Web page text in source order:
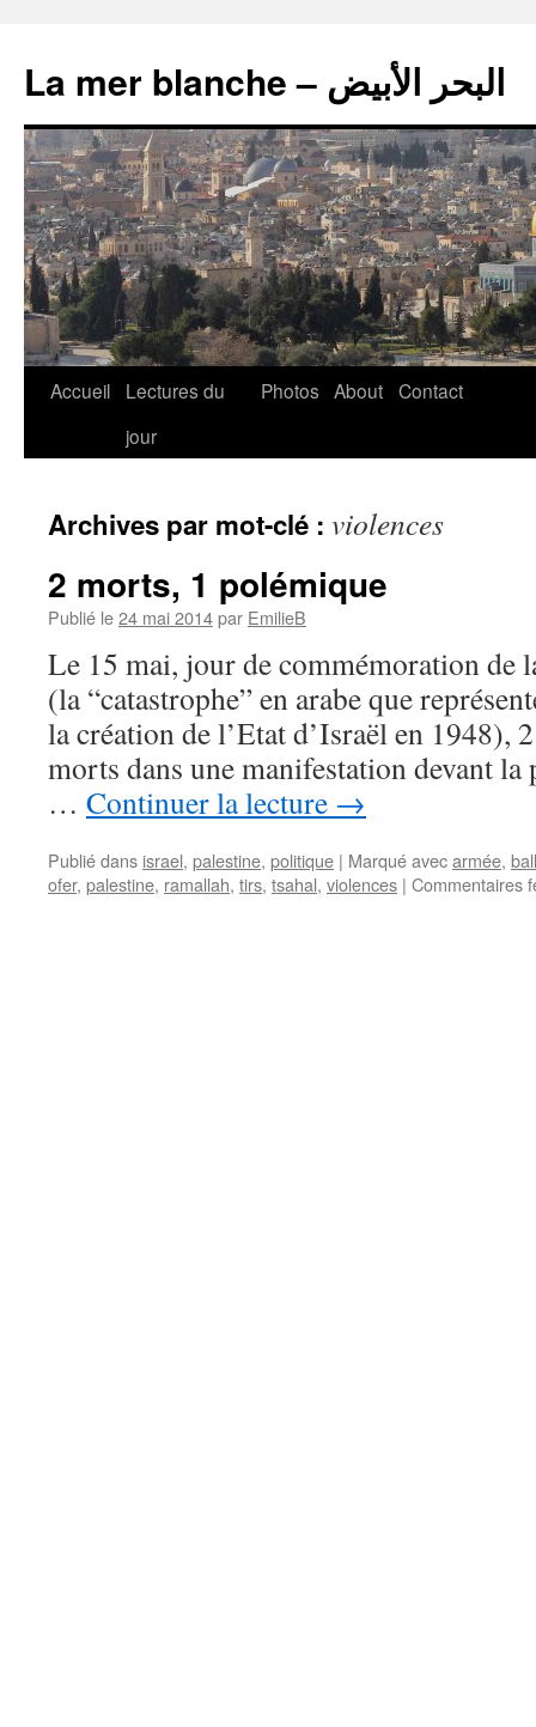
La mer blanche – البحر الأبيض
Accueil
Lectures du
jour
Photos About Contact
Archives par mot-clé : violences
2 morts, 1 polémique
Publié le24 mai 2014par EmilieB
Le 15 mai, jour de commémoration de
(la “catastrophe” en arabe que
la création de l’Etat d’Israël en 1948),
morts dans une manifestation devant la
… Continuer la lecture →
Publié dans israel, palestine, politique | Marqué avecarmée,
ofer, palestine, ramallah, tirs, tsahal, violences | Commentaires